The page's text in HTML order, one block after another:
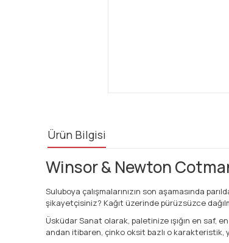
Ürün Bilgisi
Winsor & Newton
Suluboya çalışmalarınızın son aşamasında
şikayetçisiniz? Kağıt üzerinde pürüzsüzce
Üsküdar Sanat olarak, paletinize ışığın en saf,
andan itibaren, çinko oksit bazlı o karakteristik,